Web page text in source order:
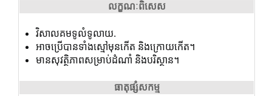
លក្ខណៈពិសេស
វិសាលគមទូលំទូលាយ.
អាចប្រើបានទាំងស្មៅមុនកើត និងក្រោយកើត។
មានសុវត្ថិភាពសម្រាប់ដំណាំ និងបរិស្ថាន។
ធាតុផ្សំ​សកម្ម